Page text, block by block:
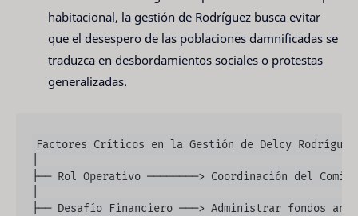
habitacional, la gestión de Rodríguez busca evitar
que el desespero de las poblaciones damnificadas se
traduzca en desbordamientos sociales o protestas
generalizadas.
Factores Críticos en la Gestión de Delcy
├── Rol Operativo ────────> Coordinación del
├── Desafío Financiero ───> Administrar fondos